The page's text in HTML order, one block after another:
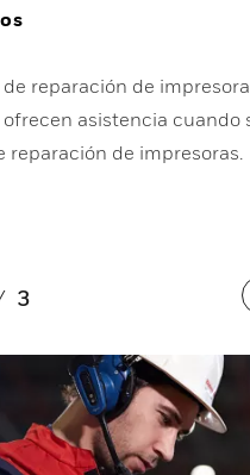
de reparación de
asistencia cuando
reparación de impresoras.
3